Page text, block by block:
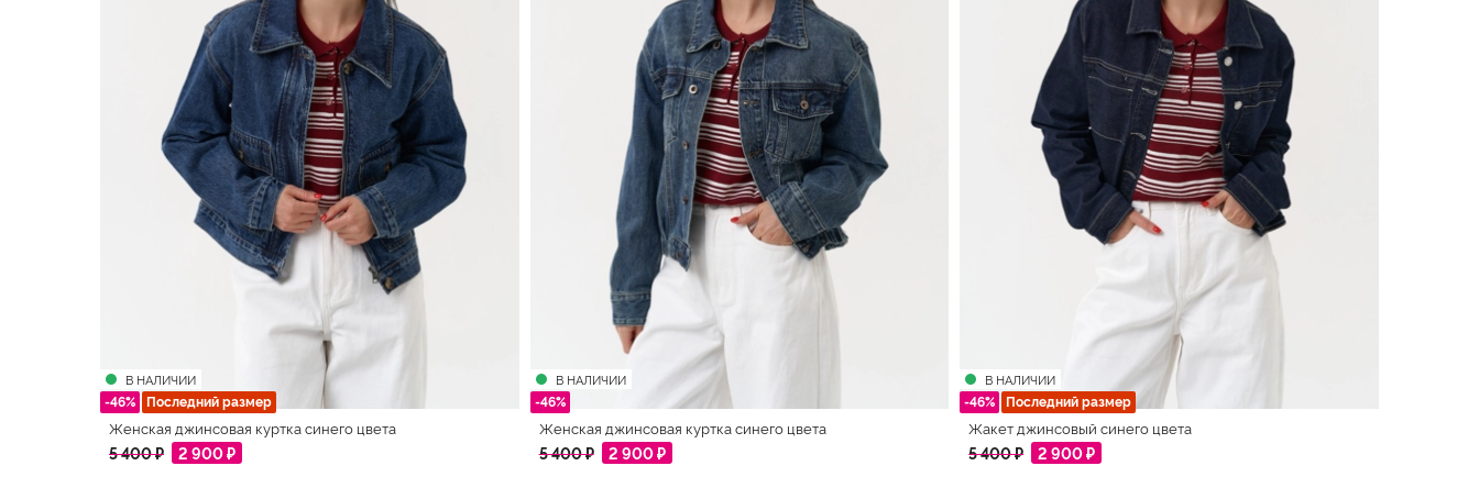
В НАЛИЧИИ
-46% Последний размер
Женская джинсовая куртка синего цвета
5 400 ₽ 2 900 ₽
В НАЛИЧИИ
-46%
Женская джинсовая куртка синего цвета
5 400 ₽ 2 900 ₽
В НАЛИЧИИ
-46% Последний размер
Жакет джинсовый синего цвета
5 400 ₽ 2 900 ₽